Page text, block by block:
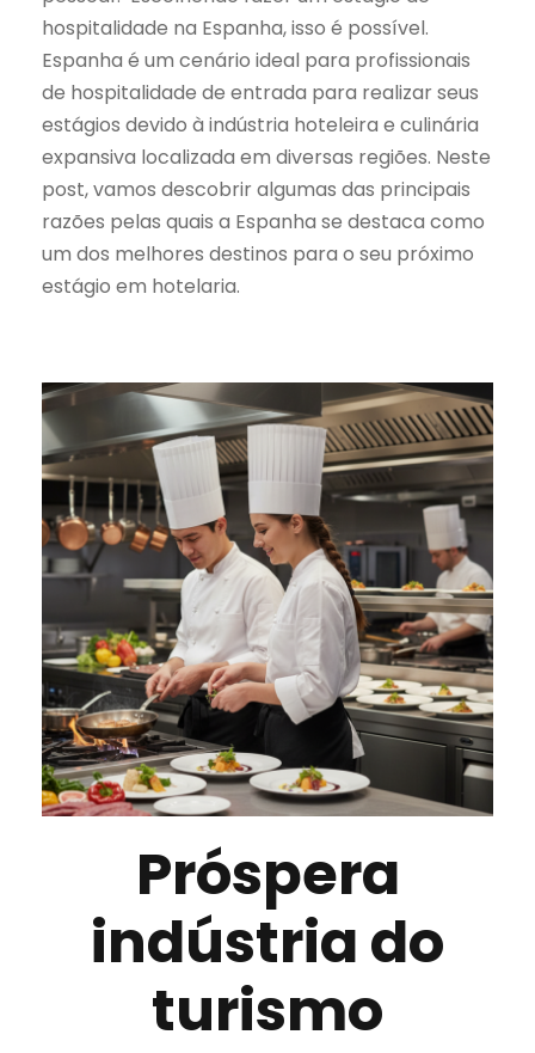
hospitalidade na Espanha, isso é possível.
Espanha é um cenário ideal para profissionais
de hospitalidade de entrada para realizar seus
estágios devido à indústria hoteleira e culinária
expansiva localizada em diversas regiões. Neste
post, vamos descobrir algumas das principais
razões pelas quais a Espanha se destaca como
um dos melhores destinos para o seu próximo
estágio em hotelaria.
Próspera
indústria do
turismo